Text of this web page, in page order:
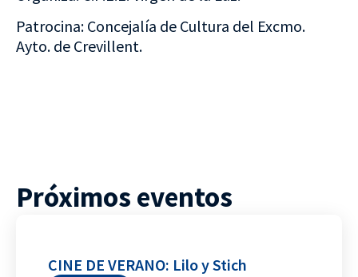
Patrocina: Concejalía de Cultura del Excmo.
Ayto. de Crevillent.
Próximos eventos
CINE DE VERANO: Lilo y Stich